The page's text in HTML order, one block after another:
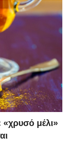
«χρυσό μέλι»